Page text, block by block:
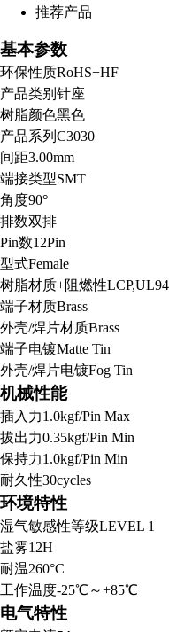
推荐产品
基本参数
环保性质RoHS+HF
产品类别 针座
树脂颜色黑色
产品系列 C3030
间距3.00mm
端接类型SMT
角度90°
排数双排
Pin数12Pin
型式Female
树脂材质+阻燃性
端子材质Brass
外壳/焊片材质Brass
端子电镀Matte Tin
外壳/焊片电镀Fog Tin
机械性能
插入力1.0kgf/Pin Max
拔出力0.35kgf/Pin Min
保持力1.0kgf/Pin Min
耐久性30cycles
环境特性
湿气敏感性等级LEVEL 1
盐雾12H
耐温260°C
工作温度-25℃～+85℃
电气特性